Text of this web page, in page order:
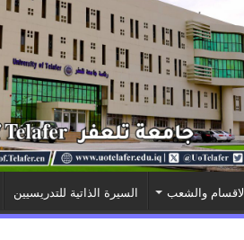
الاقسام والشعب السيرة الذاتية للتدريسيين